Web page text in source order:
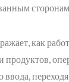
как
продуктов,